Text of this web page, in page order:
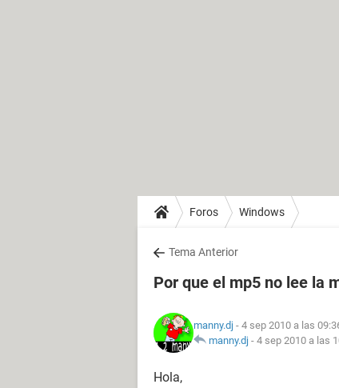
Foros Windows
Tema Anterior
Por que el mp5 no lee la
manny.dj - 4 sep 2010 a las
manny.dj - 4 sep 2010 a las
Hola,